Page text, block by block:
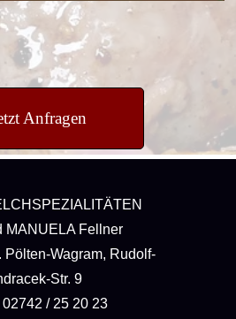
Anfragen
MANUELA Fellner
Pölten-Wagram, Rudolf-
Str. 9
02742 / 25 20 23